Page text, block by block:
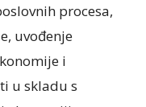
procesa,
uvođenje
i
u skladu s